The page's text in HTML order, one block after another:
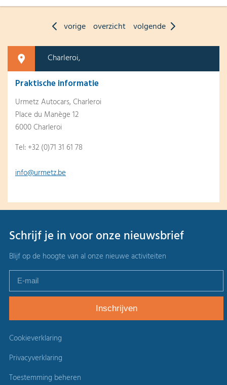
vorige overzicht volgende
Charleroi,
Praktische informatie
Urmetz Autocars, Charleroi
Place du Manège 12
6000 Charleroi
Tel: +32 (0)71 31 61 78
info@urmetz.be
Schrijf je in voor onze nieuwsbrief
Blijf op de hoogte van al onze nieuwe activiteiten
Cookieverklaring
Privacyverklaring
Toestemming beheren